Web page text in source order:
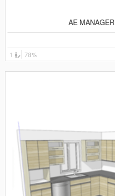
AE MANAGER
1
78%